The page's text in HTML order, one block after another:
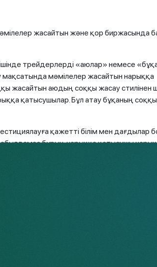
жасайтын және қор биржасында
трейдерлерді «аюлар» немесе
мақсатында мәмілелер жасайтын нарыққа
жасайтын аюдың соққы жасау стилінен
қатысушылар. Бұл атау бұқаның
қажетті білім мен дағдылар
бұрын, нарыққа қатысушы
адам, яғни биржада бағалы
сатуға мүдделі адам, оның
клиенттің тапсырмасы бойынша, оның
сауда-саттық жүйесіне тікелей
заңды тетіктер шеңберінде және